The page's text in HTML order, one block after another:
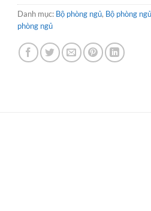
Danh mục: Bộ phòng ngủ, Bộ phòng
phòng ngủ